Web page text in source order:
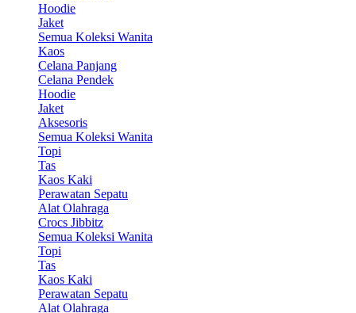
Hoodie
Jaket
Semua Koleksi Wanita
Kaos
Celana Panjang
Celana Pendek
Hoodie
Jaket
Aksesoris
Semua Koleksi Wanita
Topi
Tas
Kaos Kaki
Perawatan Sepatu
Alat Olahraga
Crocs Jibbitz
Semua Koleksi Wanita
Topi
Tas
Kaos Kaki
Perawatan Sepatu
Alat Olahraga